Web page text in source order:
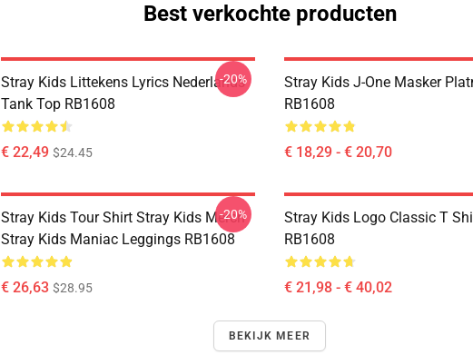
Best verkochte producten
Stray Kids Littekens Lyrics Nederlands
Tank Top RB1608
€ 22,49 $24.45
-20%
Stray Kids J-One Masker
RB1608
€ 18,29 - € 20,70
Stray Kids Tour Shirt Stray Kids Merch
Stray Kids Maniac Leggings RB1608
€ 26,63 $28.95
-20%
Stray Kids Logo Classic T
RB1608
€ 21,98 - € 40,02
BEKIJK MEER